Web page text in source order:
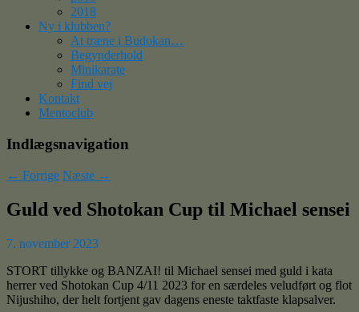
2018
Ny i klubben?
At træne i Budokan…
Begynderhold
Minikarate
Find vej
Kontakt
Mentoclub
Indlægsnavigation
← Forrige Næste →
Guld ved Shotokan Cup til Michael sensei
STORT tillykke og BANZAI! til Michael sensei med guld i kata
herrer ved Shotokan Cup 4/11 2023 for en særdeles veludført og flot
Nijushiho, der helt fortjent gav dagens eneste taktfaste klapsalver.